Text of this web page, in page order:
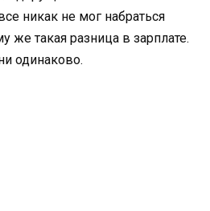
никак не мог набраться
же такая разница в зарплате.
одинаково.